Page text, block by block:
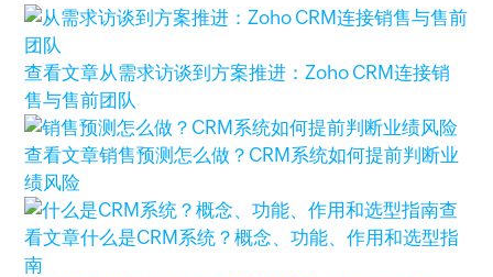
查看文章从需求访谈到方案推进：Zoho CRM连接销
售与售前团队
查看文章销售预测怎么做？CRM系统如何提前判断业
绩风险
查
看文章什么是CRM系统？概念、功能、作用和选型指
南